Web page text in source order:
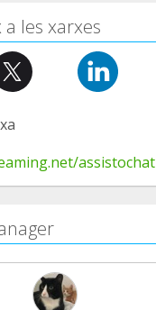
les xarxes
assistochat